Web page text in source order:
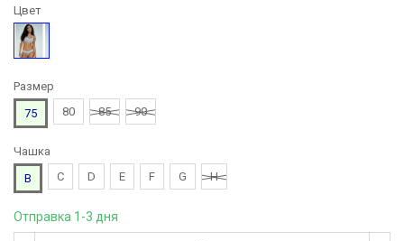
Цвет
Серый
Размер
75
80 85 90
Чашка
B
C D E F G H
Отправка 1-3 дня